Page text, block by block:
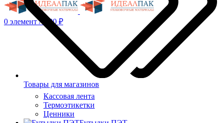
0 элемент / 0.00 ₽
Товары для магазинов
Кассовая лента
Термоэтикетки
Ценники